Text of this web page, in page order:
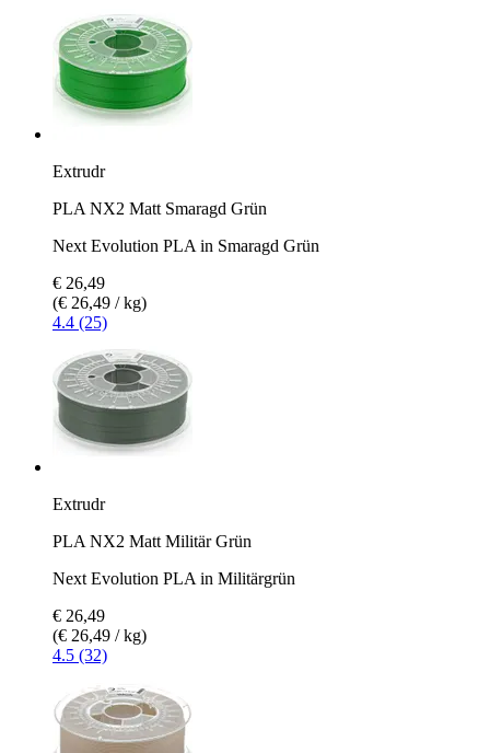
Extrudr
PLA NX2 Matt Smaragd Grün
Next Evolution PLA in Smaragd Grün
€ 26,49
(€ 26,49 / kg)
4.4 (25)
Extrudr
PLA NX2 Matt Militär Grün
Next Evolution PLA in Militärgrün
€ 26,49
(€ 26,49 / kg)
4.5 (32)